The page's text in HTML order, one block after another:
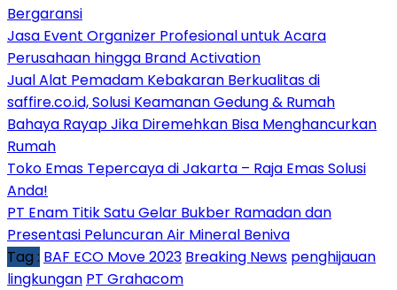
Bergaransi
Jasa Event Organizer Profesional untuk Acara
Perusahaan hingga Brand Activation
Jual Alat Pemadam Kebakaran Berkualitas di
saffire.co.id, Solusi Keamanan Gedung & Rumah
Bahaya Rayap Jika Diremehkan Bisa Menghancurkan
Rumah
Toko Emas Tepercaya di Jakarta – Raja Emas Solusi
Anda!
PT Enam Titik Satu Gelar Bukber Ramadan dan
Presentasi Peluncuran Air Mineral Beniva
Tag : BAF ECO Move 2023 Breaking News penghijauan
lingkungan PT Grahacom